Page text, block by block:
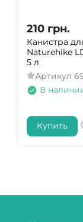
210 грн.
Канистра
Naturehike
5 л
Артикул
В
Купить